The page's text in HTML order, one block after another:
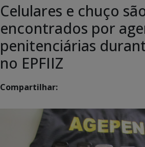
Celulares e chuço
encontrados por
penitenciárias
no EPFIIZ
Compartilhar: